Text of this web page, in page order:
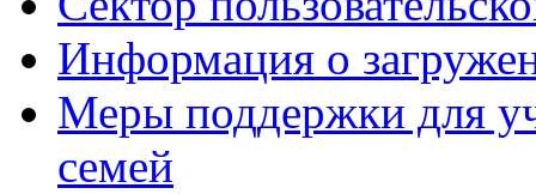
Информация о
Меры поддержки для
семей